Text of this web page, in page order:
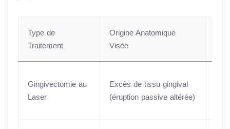
Type de
Traitement
Origine Anatomique
Visée
Gingivectomie au
Laser
Excès de tissu gingival
(éruption passive altérée)